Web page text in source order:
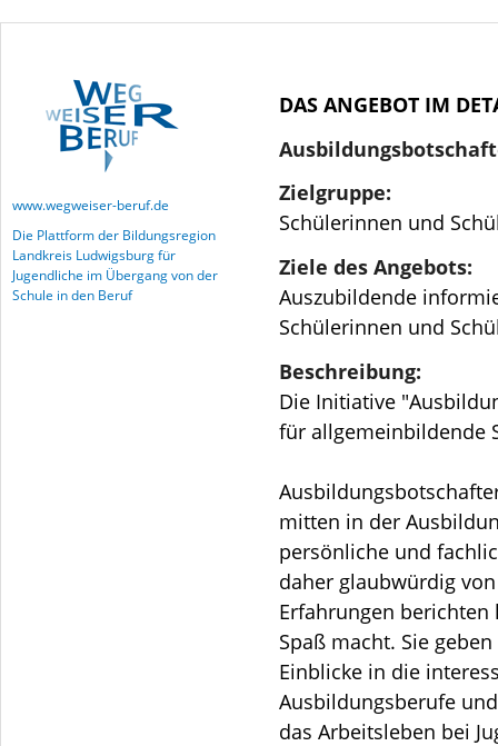
www.wegweiser-beruf.de
Die Plattform der Bildungsregion
Landkreis Ludwigsburg für
Jugendliche im Übergang von der
Schule in den Beruf
DAS ANGEBOT IM
Zielgruppe:
Schülerinnen und
Ziele des Angebots:
Auszubildende
Schülerinnen und
Beschreibung:
Die Initiative
für allgemeinbildende
mitten in der
persönliche und
daher glaubwürdig
Erfahrungen
Spaß macht. Sie
Einblicke in die
Ausbildungsberufe
das Arbeitsleben bei